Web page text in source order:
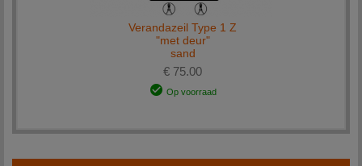
Verandazeil Type 1 Z
"met deur"
sand
€ 75.00
Op voorraad